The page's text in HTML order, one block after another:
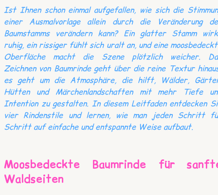
Ist Ihnen schon einmal aufgefallen, wie sich die
einer Ausmalvorlage allein durch die Veränderung
Baumstamms verändern kann? Ein glatter Stamm
ruhig, ein rissiger fühlt sich uralt an, und eine
Oberfläche macht die Szene plötzlich weicher.
Zeichnen von Baumrinde geht über die reine Textur
es geht um die Atmosphäre, die hilft, Wälder,
Hütten und Märchenlandschaften mit mehr Tiefe
Intention zu gestalten. In diesem Leitfaden entdecken
vier Rindenstile und lernen, wie man jeden Schritt
Schritt auf einfache und entspannte Weise aufbaut.
Moosbedeckte Baumrinde für
Waldseiten